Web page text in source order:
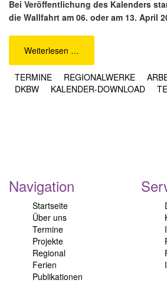
Bei Veröffentlichung des Kalenders
die Wallfahrt am 06. oder am 13. April
Weiterlesen …
TERMINE REGIONALWERKE
DKBW
KALENDER-DOWNLOAD
Navigation
Startseite
Über uns
Termine
Projekte
Regional
Ferien
Publikationen